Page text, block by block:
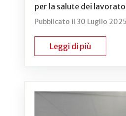
per la salute dei
Pubblicato il 30 Luglio 2025
Leggi di più